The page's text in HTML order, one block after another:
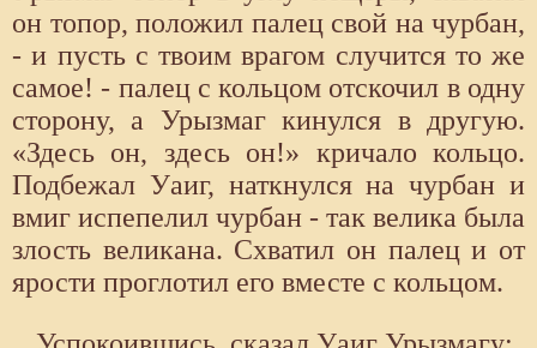
он топор, положил палец свой на чурбан,
- и пусть с твоим врагом случится то же
самое! - палец с кольцом отскочил в одну
сторону, а Урызмаг кинулся в другую.
«Здесь он, здесь он!» кричало кольцо.
Подбежал Уаиг, наткнулся на чурбан и
вмиг испепелил чурбан - так велика была
злость великана. Схватил он палец и от
ярости проглотил его вместе с кольцом.